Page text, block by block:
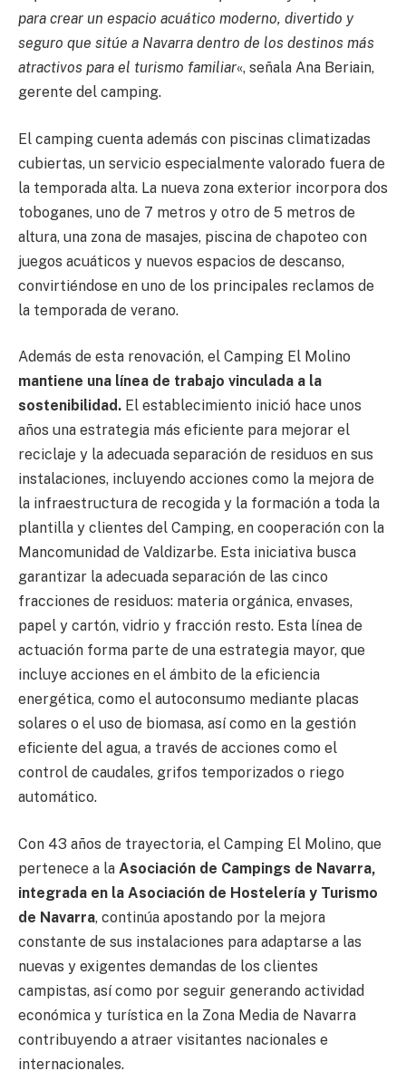
para crear un espacio acuático moderno, divertido y
seguro que sitúe a Navarra dentro de los destinos más
atractivos para el turismo familiar«, señala Ana Beriain,
gerente del camping.
El camping cuenta además con piscinas climatizadas
cubiertas, un servicio especialmente valorado fuera de
la temporada alta. La nueva zona exterior incorpora dos
toboganes, uno de 7 metros y otro de 5 metros de
altura, una zona de masajes, piscina de chapoteo con
juegos acuáticos y nuevos espacios de descanso,
convirtiéndose en uno de los principales reclamos de
la temporada de verano.
Además de esta renovación, el Camping El Molino
mantiene una línea de trabajo vinculada a la
sostenibilidad. El establecimiento inició hace unos
años una estrategia más eficiente para mejorar el
reciclaje y la adecuada separación de residuos en sus
instalaciones, incluyendo acciones como la mejora de
la infraestructura de recogida y la formación a toda la
plantilla y clientes del Camping, en cooperación con la
Mancomunidad de Valdizarbe. Esta iniciativa busca
garantizar la adecuada separación de las cinco
fracciones de residuos: materia orgánica, envases,
papel y cartón, vidrio y fracción resto. Esta línea de
actuación forma parte de una estrategia mayor, que
incluye acciones en el ámbito de la eficiencia
energética, como el autoconsumo mediante placas
solares o el uso de biomasa, así como en la gestión
eficiente del agua, a través de acciones como el
control de caudales, grifos temporizados o riego
automático.
Con 43 años de trayectoria, el Camping El Molino, que
pertenece a la Asociación de Campings de Navarra,
integrada en la Asociación de Hostelería y Turismo
de Navarra, continúa apostando por la mejora
constante de sus instalaciones para adaptarse a las
nuevas y exigentes demandas de los clientes
campistas, así como por seguir generando actividad
económica y turística en la Zona Media de Navarra
contribuyendo a atraer visitantes nacionales e
internacionales.